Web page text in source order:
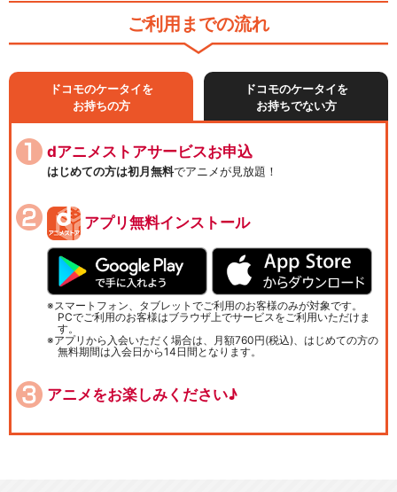
ご利用までの流れ
ドコモのケータイを
お持ちの方
ドコモのケータイを
お持ちでない方
dアニメストアサービスお申込
はじめての方は初月無料でアニメが見放題！
アプリ無料インストール
スマートフォン、タブレットでご利用のお客様のみが対象です。
PCでご利用のお客様はブラウザ上でサービスをご利用いただけま
す。
アプリから入会いただく場合は、月額760円(税込)、はじめての方の
無料期間は入会日から14日間となります。
アニメをお楽しみください♪